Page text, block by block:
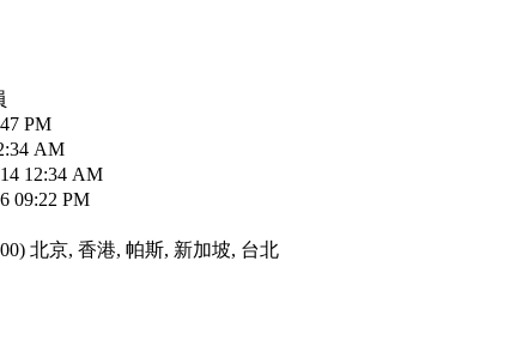
PM
AM
12:34 AM
09:22 PM
北京, 香港, 帕斯, 新加坡, 台北